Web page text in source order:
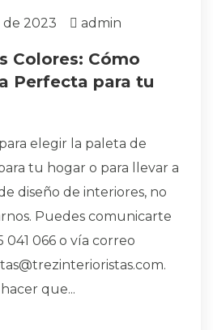
2023 admin
Colores: Cómo
Perfecta para tu
elegir la paleta de
tu hogar o para llevar a
diseño de interiores, no
Puedes comunicarte
041 066 o vía correo
que...